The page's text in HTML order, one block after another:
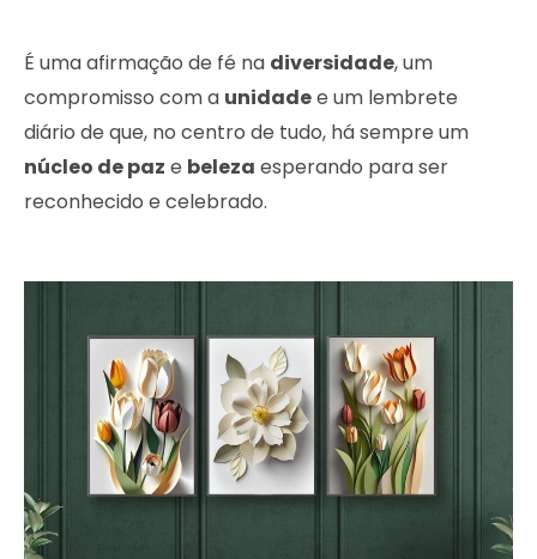
É uma afirmação de fé na diversidade, um
compromisso com a unidadee um lembrete
diário de que, no centro de tudo, há sempre um
núcleo de paz e beleza esperando para ser
reconhecido e celebrado.